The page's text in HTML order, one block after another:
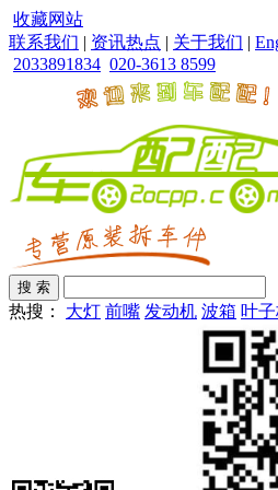
收藏网站
联系我们 | 资讯热点 | 关于我们 |
2033891834 020-3613 8599
热搜： 大灯 前嘴 发动机 波箱 叶子